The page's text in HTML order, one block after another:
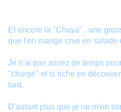
Et encore la "Chaya" , une
que l'on mange crue en salade
Je n'ai pas assez de temps
"chargé" et si riche en
tard,
D'autant plus que je ne m'en